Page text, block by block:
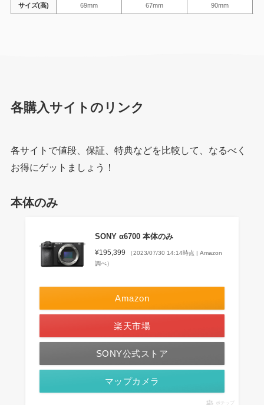
サイズ(高) 69mm 67mm 90mm
各購入サイトのリンク
各サイトで値段、保証、特典などを比較して、なるべく
お得にゲットましょう！
本体のみ
SONY α6700 本体のみ
¥195,399
（2023/07/30 14:14時点 | Amazon
調べ）
Amazon
楽天市場
SONY公式ストア
マップカメラ
ポチップ